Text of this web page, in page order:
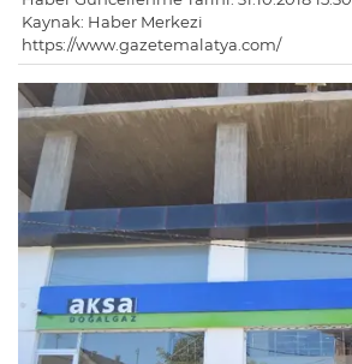
Kaynak: Haber Merkezi
https://www.gazetemalatya.com/